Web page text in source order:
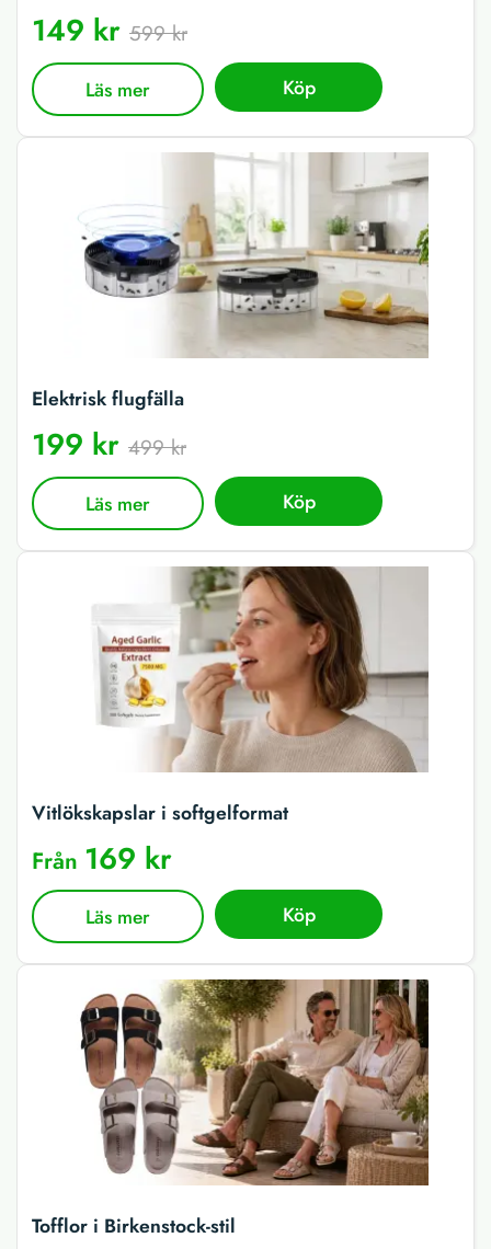
149 kr 599 kr
Läs mer Köp
Elektrisk flugfälla
199 kr 499 kr
Läs mer Köp
Vitlökskapslar i softgelformat
Från 169 kr
Läs mer Köp
Tofflor i Birkenstock-stil